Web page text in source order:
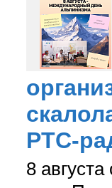
РТС-
8